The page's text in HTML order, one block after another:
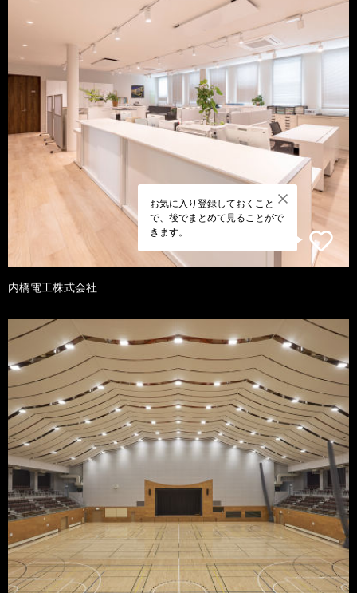
お気に入り登録しておくこと
で、後でまとめて見ることがで
きます。
内橋電工株式会社